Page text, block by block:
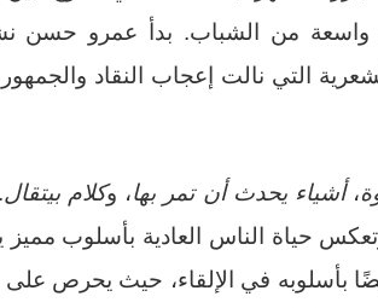
فئة واسعة من الشباب. بدأ عمرو حسن
التي نالت إعجاب النقاد
،أشياء يحدث أن تمر بها، وكلام بيتقال
حياة الناس العادية بأسلوب مميز
بأسلوبه في الإلقاء، حيث يحرص على